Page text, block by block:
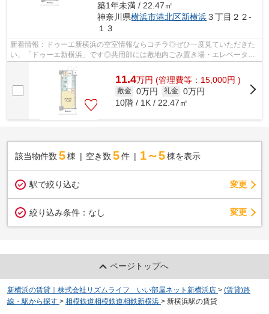
築1年未満 / 22.47㎡
神奈川県横浜市港北区新横浜３丁目２２-
１３
新着情報：ドゥーエ新横浜の空室情報ならコチラ◎ぜひ一度見ていただきた
い、「ドゥーエ新横浜」です◎共用部には敷地内ごみ置き場・エレベータな
11.4万円 (管理費等：15,000円 )
敷金 0万円 礼金 0万円
10階 / 1K / 22.47㎡
該当物件数 5棟 空き数 5 件 1～5 棟を表示
駅で絞り込む 変更
絞り込み条件： なし 変更
ページトップへ
新横浜の賃貸｜株式会社リズムライフ いい部屋ネット新横浜店 > (賃貸)路
線・駅から探す > 相模鉄道相模鉄道相鉄新横浜 > 新横浜駅の賃貸